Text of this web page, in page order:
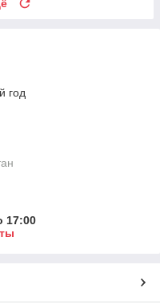
год
17:00